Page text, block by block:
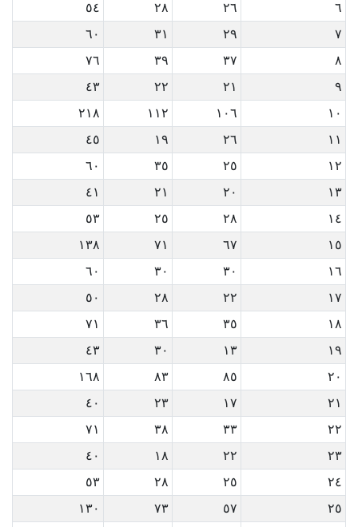
٦
٢٦ ٢٨
٥٤
٧
٢٩ ٣١
٦٠
٨
٣٧ ٣٩
٧٦
٩
٢١ ٢٢
٤٣
١٠
١٠٦ ١١٢
٢١٨
١١
٢٦ ١٩
٤٥
١٢
٢٥ ٣٥
٦٠
١٣
٢٠ ٢١
٤١
١٤
٢٨ ٢٥
٥٣
١٥
٦٧ ٧١
١٣٨
١٦
٣٠ ٣٠
٦٠
١٧
٢٢ ٢٨
٥٠
١٨
٣٥ ٣٦
٧١
١٩
١٣ ٣٠
٤٣
٢٠
٨٥ ٨٣
١٦٨
٢١
١٧ ٢٣
٤٠
٢٢
٣٣ ٣٨
٧١
٢٣
٢٢ ١٨
٤٠
٢٤
٢٥ ٢٨
٥٣
٢٥
٥٧ ٧٣
١٣٠